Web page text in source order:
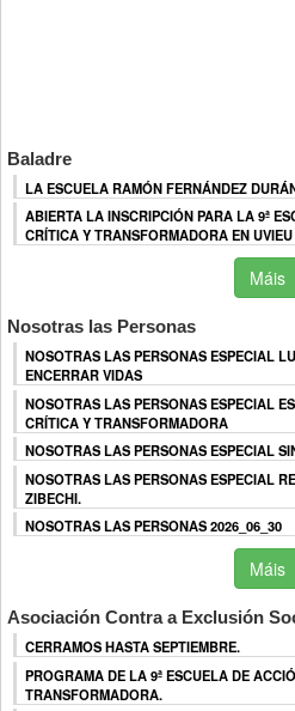
Baladre
LA ESCUELA RAMÓN FERNÁNDEZ
ABIERTA LA INSCRIPCIÓN PARA LA 9ª
CRÍTICA Y TRANSFORMADORA EN UVIEU
Máis
Nosotras las Personas
NOSOTRAS LAS PERSONAS ESPECIAL
ENCERRAR VIDAS
NOSOTRAS LAS PERSONAS ESPECIAL
CRÍTICA Y TRANSFORMADORA
NOSOTRAS LAS PERSONAS ESPECIAL
NOSOTRAS LAS PERSONAS ESPECIAL
ZIBECHI.
NOSOTRAS LAS PERSONAS 2026_06_30
Máis
Asociación Contra a Exclusión
CERRAMOS HASTA SEPTIEMBRE.
PROGRAMA DE LA 9ª ESCUELA DE
TRANSFORMADORA.